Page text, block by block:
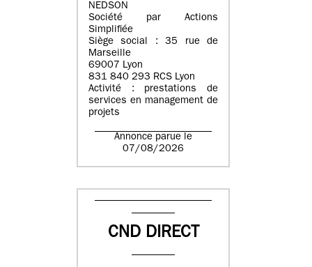
NEDSON
Société par Actions
Simplifiée
Siège social : 35 rue de
Marseille
69007 Lyon
831 840 293 RCS Lyon
Activité : prestations de
services en management de
projets
Annonce parue le
07/08/2026
CND DIRECT